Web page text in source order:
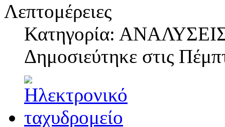
Λεπτομέρειες
Κατηγορία:
Δημοσιεύτηκε στις